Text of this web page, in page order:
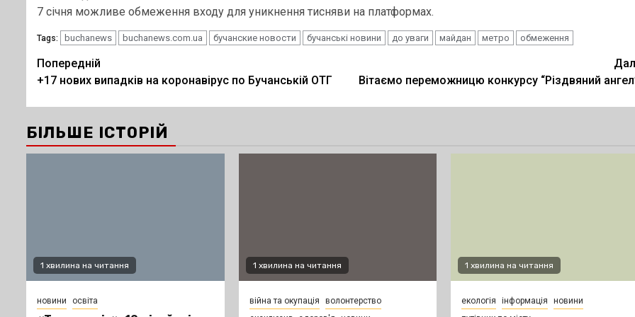
7 січня можливе обмеження входу для уникнення тисняви на платформах.
Tags: buchanews buchanews.com.ua бучанские новости бучанські новини до уваги майдан метро обмеження
Post
navigation
Попередній
+17 нових випадків на коронавірус по Бучанській ОТГ
Вітаємо переможницю конкурсу “Різдвяний
БІЛЬШЕ ІСТОРІЙ
1 хвилина на читання
новини освіта
1 хвилина на читання
війна та окупація
волонтерство
1 хвилина на читання
екологія інформація
новини